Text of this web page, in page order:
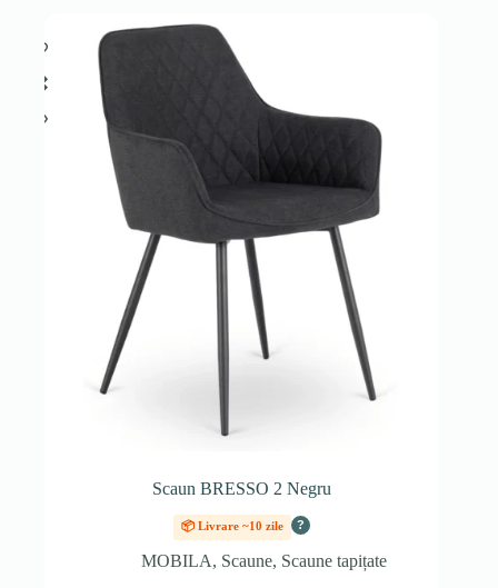
Scaun BRESSO 2 Negru
📦 Livrare ~10 zile ?
MOBILA, Scaune, Scaune tapițate